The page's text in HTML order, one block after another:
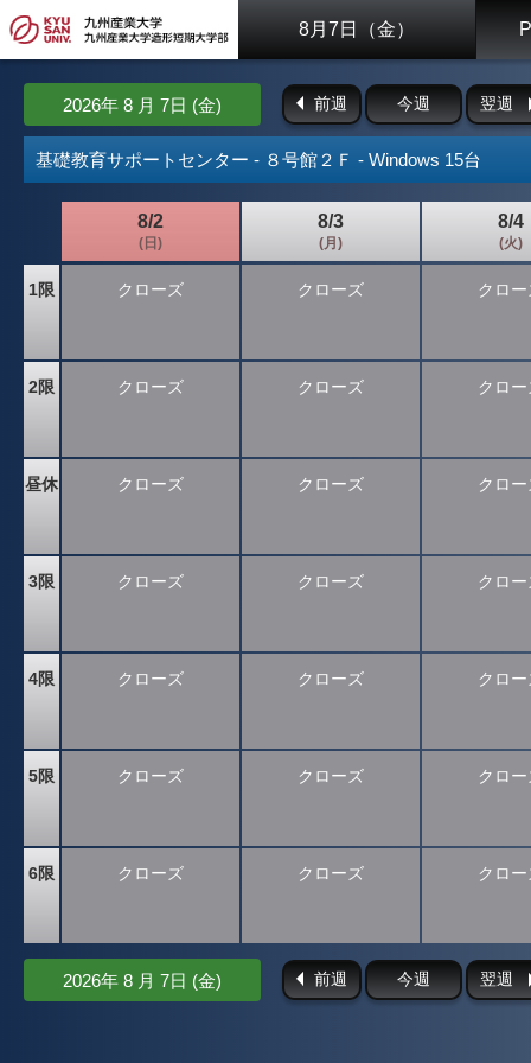
8月7日（金）
2026年 8 月 7日 (金) 前週 今週 翌週
基礎教育サポートセンター - ８号館２Ｆ - Windows 15台
8/2
(日)
8/3
(月)
8/4
(火)
1限
2限
昼休
3限
4限
5限
6限
クローズ
クローズ
クローズ
クローズ
クローズ
クローズ
クローズ
クローズ
クローズ
クローズ
クローズ
クローズ
クローズ
クローズ
クロ
クロ
クロ
クロ
クロ
クロ
クロ
2026年 8 月 7日 (金) 前週 今週 翌週